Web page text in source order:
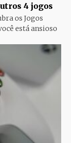
4 jogos
os Jogos
está ansioso